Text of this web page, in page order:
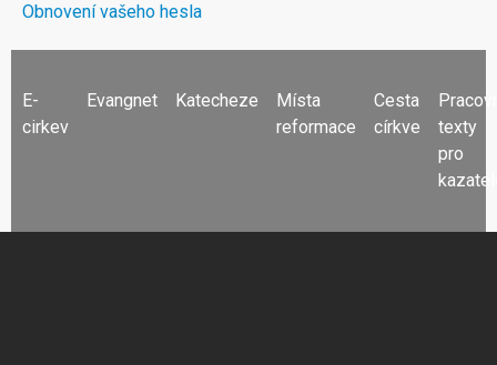
Obnovení vašeho hesla
FOOTER
MENU
E-
cirkev
Evangnet Katecheze
Místa
reformace
Cesta
církve
texty
pro